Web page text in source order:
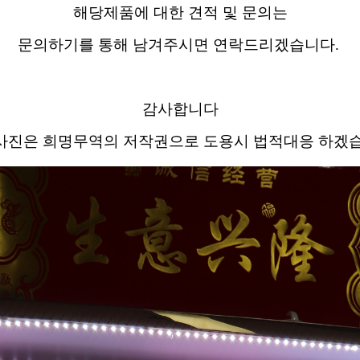
해당제품에 대한 견적 및 문의는
문의하기를 통해 남겨주시면 연락드리겠습니다.
감사합니다
진은 희명무역의 저작권으로 도용시 법적대응 하겠